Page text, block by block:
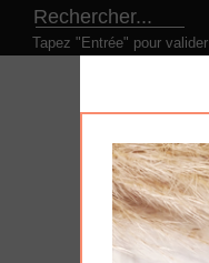
Tapez "Entrée" pour valider
LE CONCEPT